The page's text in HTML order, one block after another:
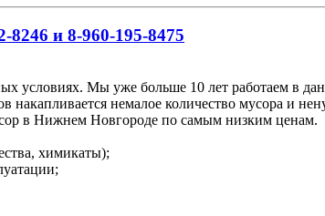
8246 и 8-960-195-8475
условиях. Мы уже больше 10 лет работаем в
немалое количество мусора и
в Нижнем Новгороде по самым низким ценам.
химикаты);